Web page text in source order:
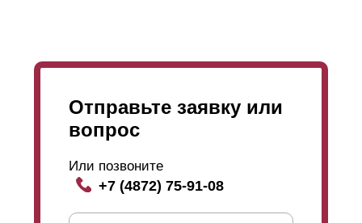
Отправьте заявку или
вопрос
Или позвоните
+7 (4872) 75-91-08